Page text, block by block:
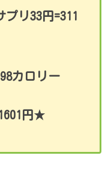
リ33円=311
カロリー
円 ★